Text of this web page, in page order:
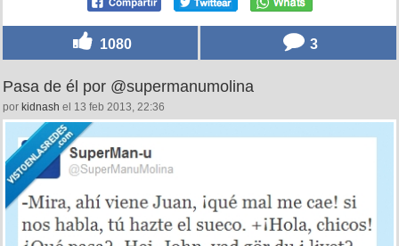
1080 3
Pasa de él por @supermanumolina
por kidnash el 13 feb 2013, 22:36